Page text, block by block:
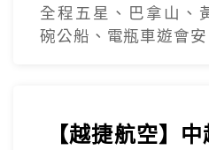
全程五星、巴拿山、
碗公船、電瓶車遊會
【越捷航空】